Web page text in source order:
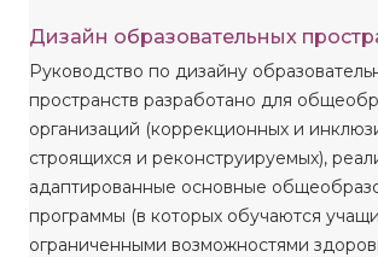
Дизайн образовательных
Руководство по дизайну
пространств разработано для
организаций (коррекционных и
строящихся и реконструируемых),
адаптированные основные
программы (в которых обучаются
ограниченными возможностями